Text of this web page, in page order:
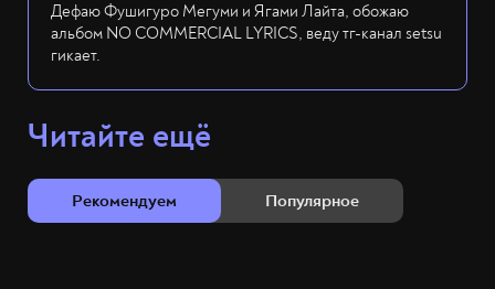
Дефаю Фушигуро Мегуми и Ягами Лайта, обожаю
альбом NO COMMERCIAL LYRICS, веду тг-канал setsu
гикает.
Читайте ещё
Рекомендуем Популярное